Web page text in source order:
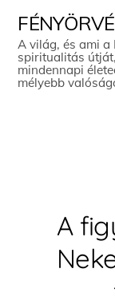
content
A világ, és ami a
spiritualitás
mindennapi
mélyebb
A